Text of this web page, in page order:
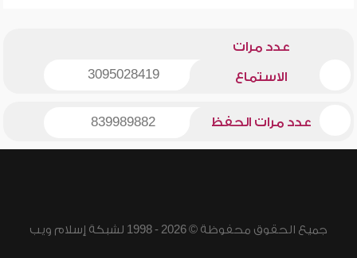
عدد مرات
الاستماع 3095028419
عدد مرات الحفظ 839989882
جميع الحقوق محفوظة © 2026 - 1998 لشبكة إسلام ويب